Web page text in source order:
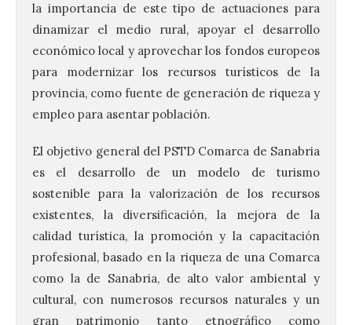
la importancia de este tipo de actuaciones para
dinamizar el medio rural, apoyar el desarrollo
económico local y aprovechar los fondos europeos
para modernizar los recursos turísticos de la
provincia, como fuente de generación de riqueza y
empleo para asentar población.
El objetivo general del PSTD Comarca de Sanabria
es el desarrollo de un modelo de turismo
sostenible para la valorización de los recursos
existentes, la diversificación, la mejora de la
calidad turística, la promoción y la capacitación
profesional, basado en la riqueza de una Comarca
como la de Sanabria, de alto valor ambiental y
cultural, con numerosos recursos naturales y un
gran patrimonio tanto etnográfico como